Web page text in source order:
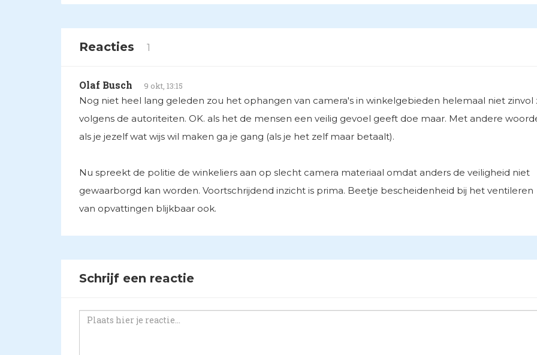
Reacties 1
Olaf Busch 9 okt, 13:15
Nog niet heel lang geleden zou het ophangen van camera's in winkelgebieden helemaal niet zinvol
volgens de autoriteiten. OK. als het de mensen een veilig gevoel geeft doe maar. Met andere
als je jezelf wat wijs wil maken ga je gang (als je het zelf maar betaalt).
Nu spreekt de politie de winkeliers aan op slecht camera materiaal omdat anders de veiligheid niet
gewaarborgd kan worden. Voortschrijdend inzicht is prima. Beetje bescheidenheid bij het ventileren
van opvattingen blijkbaar ook.
Schrijf een reactie